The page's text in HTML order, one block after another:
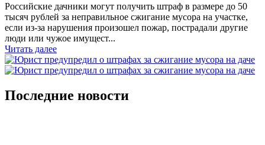
Российские дачники могут получить штраф в размере до 50
тысяч рублей за неправильное сжигание мусора на участке,
если из-за нарушения произошел пожар, пострадали другие
люди или чужое имущест...
Читать далее
Последние новости